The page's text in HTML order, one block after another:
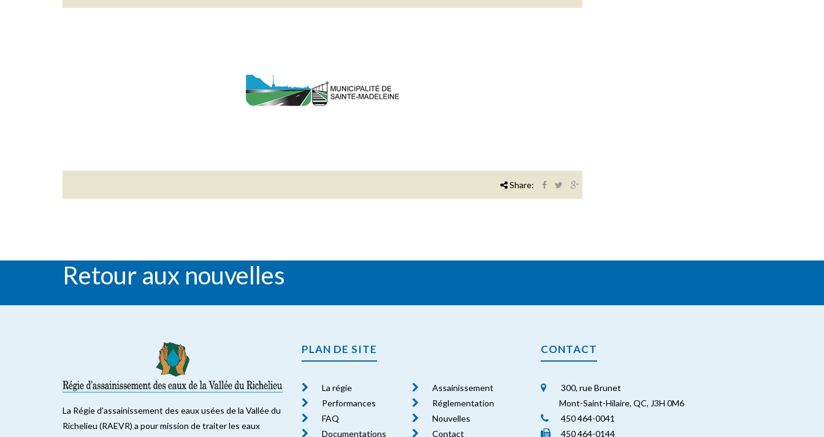
Share:
Retour aux nouvelles
La Régie d’assainissement des eaux usées de la Vallée du
Richelieu (RAEVR) a pour mission de traiter les eaux
PLAN DE SITE
La régie
Assainissement
Performances
Réglementation
FAQ
Nouvelles
Documentations
Contact
CONTACT
300, rue Brunet
Mont-Saint-Hilaire, QC, J3H 0M6
450 464-0041
450 464-0144